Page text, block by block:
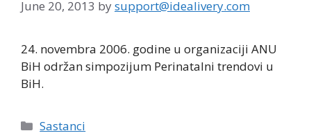
June 20, 2013 bysupport@idealivery.com
24. novembra 2006. godine u organizaciji ANU
BiH održan simpozijum Perinatalni trendovi u
BiH.
Categories
Sastanci